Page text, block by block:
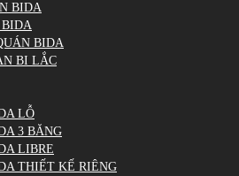
BIDA
BIDA
BI LẮC
LỖ
3 BĂNG
LIBRE
THIẾT KẾ RIÊNG